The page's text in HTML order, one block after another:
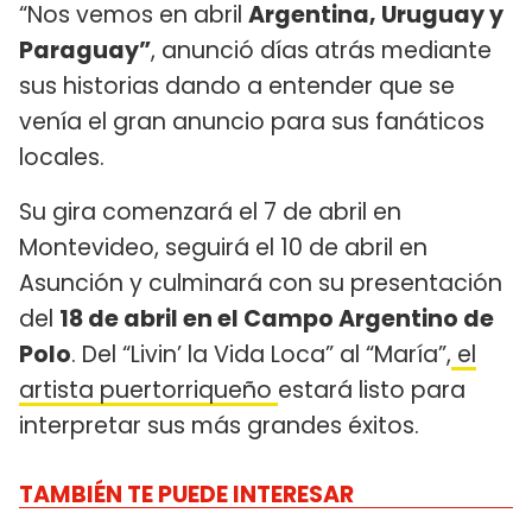
“Nos vemos en abril Argentina, Uruguay y
Paraguay”, anunció días atrás mediante
sus historias dando a entender que se
venía el gran anuncio para sus fanáticos
locales.
Su gira comenzará el 7 de abril en
Montevideo, seguirá el 10 de abril en
Asunción y culminará con su presentación
del 18 de abril en el Campo Argentino de
Polo. Del “Livin’ la Vida Loca” al “María”, el
artista puertorriqueño estará listo para
interpretar sus más grandes éxitos.
TAMBIÉN TE PUEDE INTERESAR